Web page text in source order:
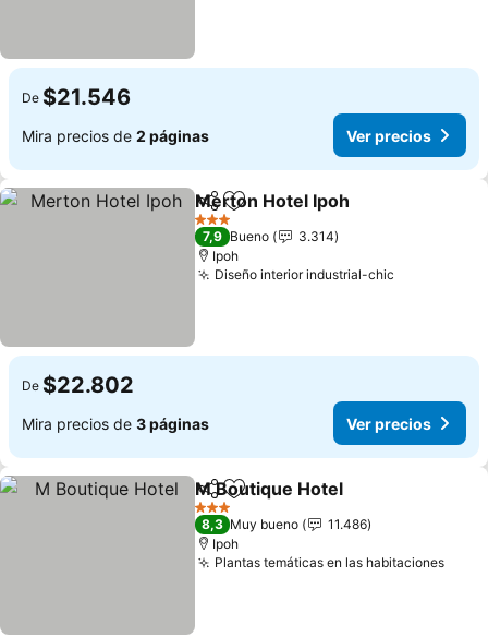
De $21.546
Mira precios de 2 páginas Ver precios
CompartirAgregar a favoritos
Merton Hotel Ipoh
3 Estrellas
7,9 Bueno
3.314
Ipoh
Diseño interior industrial-chic
De $22.802
Mira precios de 3 páginas Ver precios
CompartirAgregar a favoritos
M Boutique Hotel
3 Estrellas
8,3 Muy bueno
11.486
Ipoh
Plantas temáticas en las habitaciones